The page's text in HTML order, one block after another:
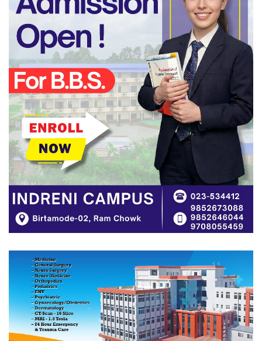
द ब्यूटी वल्ड पाँचौँ वर्षमा प्रवेश , विपन्न ४
सय बढीलाई निशुल्क तालिम
अडान झापाको २१औँ स्थापना दिवसमा
पेशागत गुणस्तर र बदलिँदो भूमिकामाथि
अन्तरक्रिया
आगलागीबाट प्रभावित शेयर सदस्यलाई
लिङ्कन मन्टेश्वरीमा खिर दिवस मनाइयो